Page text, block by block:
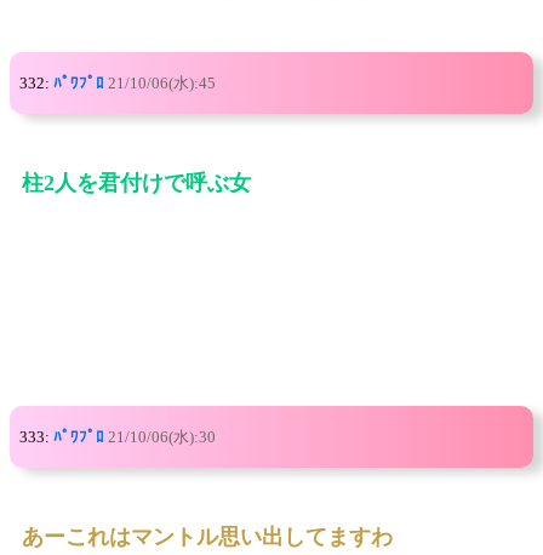
332: ﾊﾟﾜﾌﾟﾛ 21/10/06(水):45
柱2人を君付けで呼ぶ女
333: ﾊﾟﾜﾌﾟﾛ 21/10/06(水):30
あーこれはマントル思い出してますわ